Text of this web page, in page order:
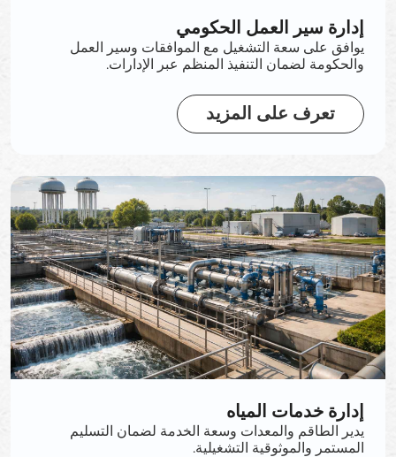
إدارة سير العمل الحكومي
يوافق على سعة التشغيل مع الموافقات وسير العمل
والحكومة لضمان التنفيذ المنظم عبر الإدارات.
تعرف على المزيد
إدارة خدمات المياه
يدير الطاقم والمعدات وسعة الخدمة لضمان التسليم
المستمر والموثوقية التشغيلية.